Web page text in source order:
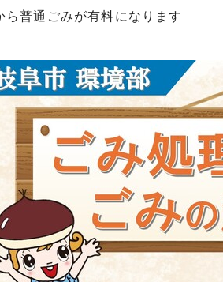
普通ごみが有料になります